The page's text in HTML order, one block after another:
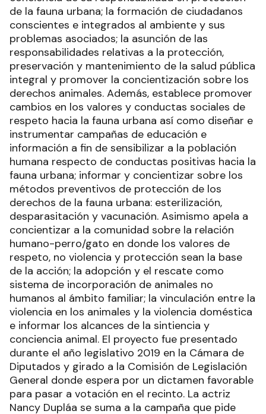
de la fauna urbana; la formación de ciudadanos
conscientes e integrados al ambiente y sus
problemas asociados; la asunción de las
responsabilidades relativas a la protección,
preservación y mantenimiento de la salud pública
integral y promover la concientización sobre los
derechos animales. Además, establece promover
cambios en los valores y conductas sociales de
respeto hacia la fauna urbana así como diseñar e
instrumentar campañas de educación e
información a fin de sensibilizar a la población
humana respecto de conductas positivas hacia la
fauna urbana; informar y concientizar sobre los
métodos preventivos de protección de los
derechos de la fauna urbana: esterilización,
desparasitación y vacunación. Asimismo apela a
concientizar a la comunidad sobre la relación
humano-perro/gato en donde los valores de
respeto, no violencia y protección sean la base
de la acción; la adopción y el rescate como
sistema de incorporación de animales no
humanos al ámbito familiar; la vinculación entre la
violencia en los animales y la violencia doméstica
e informar los alcances de la sintiencia y
conciencia animal. El proyecto fue presentado
durante el año legislativo 2019 en la Cámara de
Diputados y girado a la Comisión de Legislación
General donde espera por un dictamen favorable
para pasar a votación en el recinto. La actriz
Nancy Dupláa se suma a la campaña que pide